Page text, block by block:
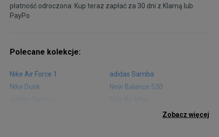
płatność odroczona: Kup teraz zapłać za 30 dni z Klarną lub
PayPo
Polecane kolekcje:
Nike Air Force 1
adidas Samba
Nike Dunk
New Balance 530
Zobacz więcej